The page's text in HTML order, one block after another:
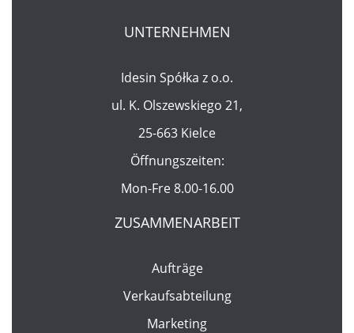
UNTERNEHMEN
Idesin Spółka z o.o.
ul. K. Olszewskiego 21,
25-663 Kielce
Öffnungszeiten:
Mon-Fre 8.00-16.00
ZUSAMMENARBEIT
Aufträge
Verkaufsabteilung
Marketing